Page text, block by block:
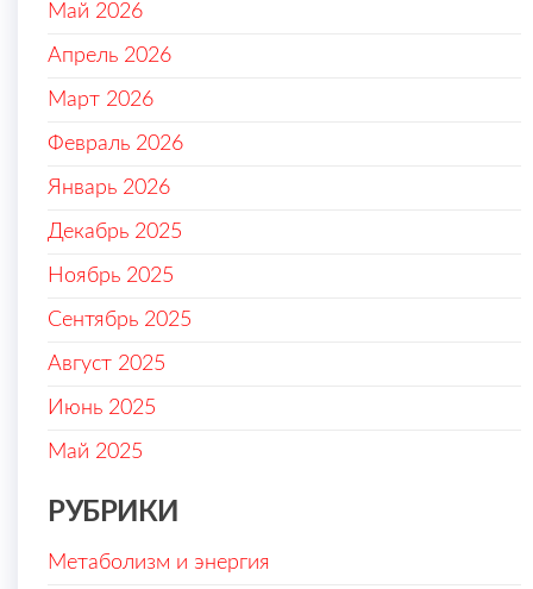
Май 2026
Апрель 2026
Март 2026
Февраль 2026
Январь 2026
Декабрь 2025
Ноябрь 2025
Сентябрь 2025
Август 2025
Июнь 2025
Май 2025
РУБРИКИ
Метаболизм и энергия